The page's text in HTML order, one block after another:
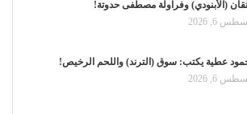
(الأبنودي) وفراولة مصطفى حدوتة!
6, 2026
عطية يكتب: سوق (الترند) واللحم الرخيص!
6, 2026